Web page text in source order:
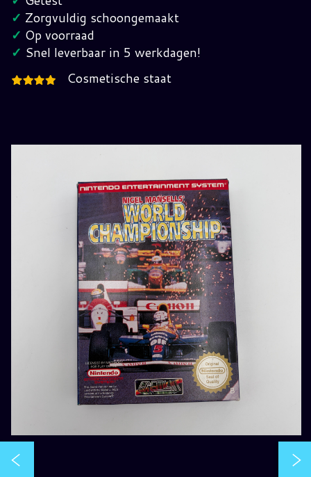
Championship
Nintendo
NES
hoeveelheid
✓ Zorgvuldig schoongemaakt
✓ Op voorraad
✓ Snel leverbaar in 5 werkdagen!
Cosmetische staat